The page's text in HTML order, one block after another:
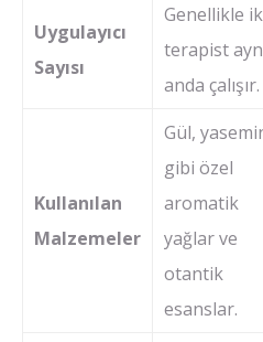
Uygulayıcı
Sayısı
Genellikle
terapist
anda çalışır.
Kullanılan
Malzemeler
Gül,
gibi özel
aromatik
yağlar ve
otantik
esanslar.